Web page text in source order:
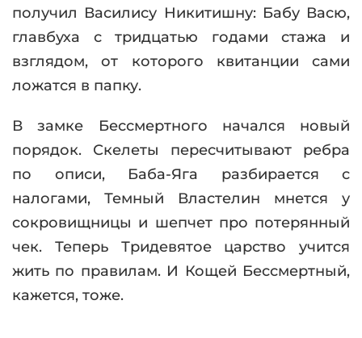
получил Василису Никитишну: Бабу Васю,
главбуха с тридцатью годами стажа и
взглядом, от которого квитанции сами
ложатся в папку.
В замке Бессмертного начался новый
порядок. Скелеты пересчитывают ребра
по описи, Баба-Яга разбирается с
налогами, Темный Властелин мнется у
сокровищницы и шепчет про потерянный
чек. Теперь Тридевятое царство учится
жить по правилам. И Кощей Бессмертный,
кажется, тоже.